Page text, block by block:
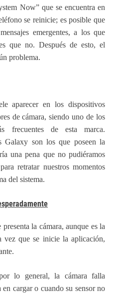
Now” que se encuentra en
se reinicie; es posible que
emergentes, a los que
que no. Después de esto, el
problema.
aparecer en los dispositivos
de cámara, siendo uno de los
frecuentes de esta marca.
Galaxy son los que poseen la
una pena que no pudiéramos
retratar nuestros momentos
del sistema.
la cámara, aunque es la
vez que se inicie la aplicación,
lo general, la cámara falla
en cargar o cuando su sensor no